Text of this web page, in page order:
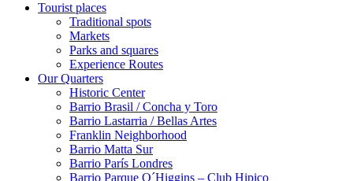
Tourist places
Traditional spots
Markets
Parks and squares
Experience Routes
Our Quarters
Historic Center
Barrio Brasil / Concha y Toro
Barrio Lastarria / Bellas Artes
Franklin Neighborhood
Barrio Matta Sur
Barrio Parí­s Londres
Barrio Parque O´Higgins – Club Hipico